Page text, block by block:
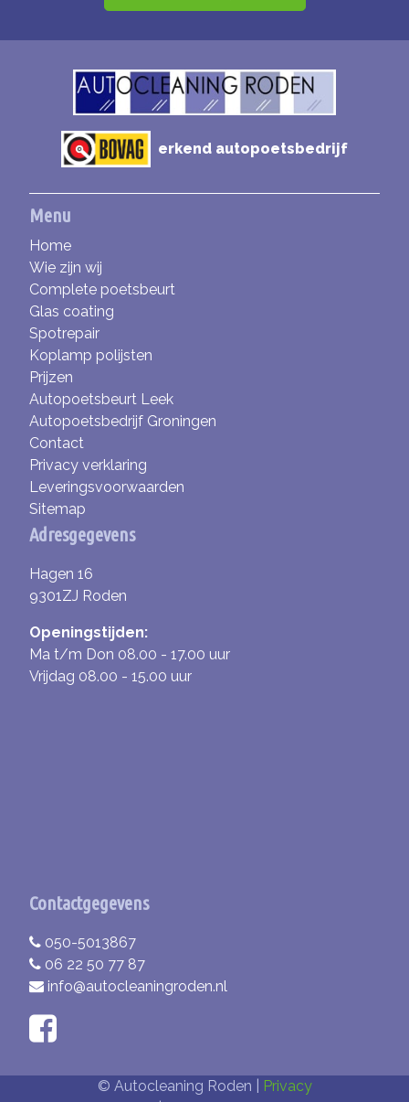
erkend autopoetsbedrijf
Menu
Home
Wie zijn wij
Complete poetsbeurt
Glas coating
Spotrepair
Koplamp polijsten
Prijzen
Autopoetsbeurt Leek
Autopoetsbedrijf Groningen
Contact
Privacy verklaring
Leveringsvoorwaarden
Sitemap
Adresgegevens
Hagen 16
9301ZJ Roden
Openingstijden:
Ma t/m Don 08.00 - 17.00 uur
Vrijdag 08.00 - 15.00 uur
Contactgegevens
050-5013867
06 22 50 77 87
info@autocleaningroden.nl
© Autocleaning Roden |
Privacy